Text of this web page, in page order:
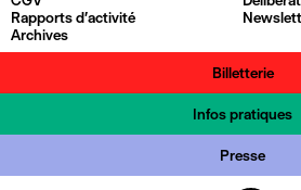
Rapports d'activité
Archives
Billetterie
Infos pratiques
Presse